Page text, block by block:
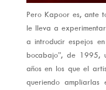
Pero Kapoor es, ante
le lleva a
a introducir espejos
bocabajo”, de 1995,
años en los que el
queriendo